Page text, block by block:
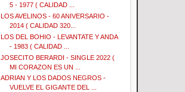
5 - 1977 ( CALIDAD ...
LOS AVELINOS - 60 ANIVERSARIO -
2014 ( CALIDAD 320...
LOS DEL BOHIO - LEVANTATE Y ANDA
- 1983 ( CALIDAD ...
JOSECITO BERARDI - SINGLE 2022 (
MI CORAZON ES UN ...
ADRIAN Y LOS DADOS NEGROS -
VUELVE EL GIGANTE DEL ...